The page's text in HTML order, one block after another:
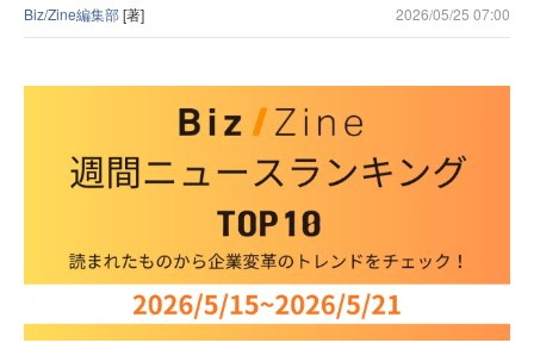
Biz/Zine編集部[著] 2026/05/25 07:00